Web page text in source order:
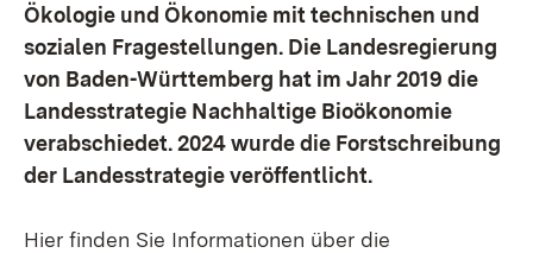
Ökologie und Ökonomie mit technischen und
sozialen Fragestellungen. Die Landesregierung
von Baden-Württemberg hat im Jahr 2019 die
Landesstrategie Nachhaltige Bioökonomie
verabschiedet. 2024 wurde die Forstschreibung
der Landesstrategie veröffentlicht.
Hier finden Sie Informationen über die